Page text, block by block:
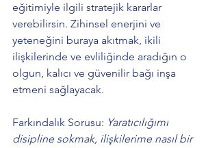
eğitimiyle ilgili stratejik kararlar
verebilirsin. Zihinsel enerjini ve
yeteneğini buraya akıtmak, ikili
ilişkilerinde ve evliliğinde aradığın o
olgun, kalıcı ve güvenilir bağı inşa
etmeni sağlayacak.
Farkındalık Sorusu: Yaratıcılığımı
disipline sokmak, ilişkilerime nasıl bir